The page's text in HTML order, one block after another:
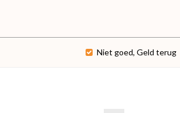
Niet goed, Geld terug